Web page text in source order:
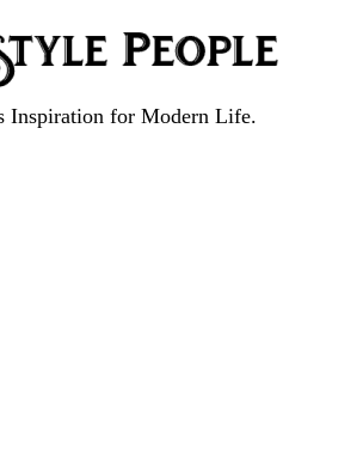
Inspiration for Modern Life.